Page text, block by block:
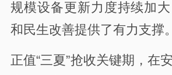
规模设备更新力度持续加
和民生改善提供了有力支撑。
正值“三夏”抢收关键期，在